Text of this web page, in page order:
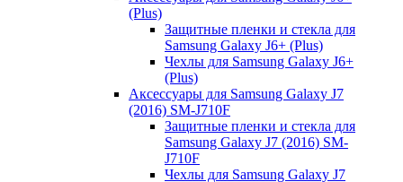
(Plus)
Защитные пленки и стекла для
Samsung Galaxy J6+ (Plus)
Чехлы для Samsung Galaxy J6+
(Plus)
Аксессуары для Samsung Galaxy J7
(2016) SM-J710F
Защитные пленки и стекла для
Samsung Galaxy J7 (2016) SM-
J710F
Чехлы для Samsung Galaxy J7